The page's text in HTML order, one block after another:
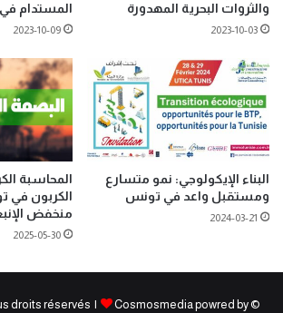
والثروات البحرية المهدورة
2023-10-03
المستدام
2023-10-09
البناء الإيكولوجي: نمو متسارع
ومستقبل واعد في تونس
2024-03-21
المحاسبة
الكربون في
منخفض
2025-05-30
© Copyright 2026, Tous droits réservés |
Cosmosmedia powred by